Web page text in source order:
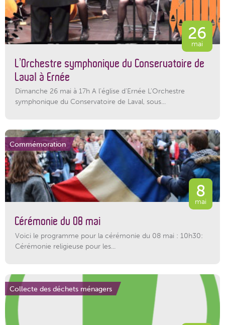
26
mai
L’Orchestre symphonique du Conservatoire de
Laval à Ernée
Dimanche 26 mai à 17h A l'église d'Ernée L'Orchestre
symphonique du Conservatoire de Laval, sous...
Commémoration
8
mai
Cérémonie du 08 mai
Voici le programme pour la cérémonie du 08 mai : 10h30:
Cérémonie religieuse pour les...
Collecte des déchets ménagers